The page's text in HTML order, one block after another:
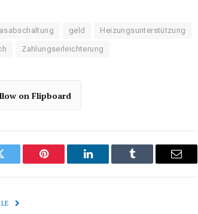
geld Heizungsunterstützung
Zahlungserleichterung
on Flipboard
Pinterest LinkedIn Tumblr Email